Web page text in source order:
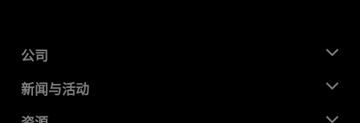
公司
关于 AMD
新闻与活动
新闻中心